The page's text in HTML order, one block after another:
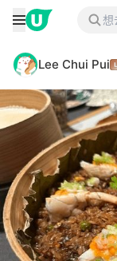
Lee Chui Pui